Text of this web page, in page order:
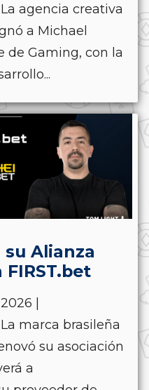
agencia creativa
a Michael
de Gaming, con la
su Alianza
|
marca brasileña
su asociación
a